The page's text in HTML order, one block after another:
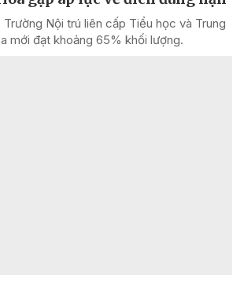
Trường Nội trú liên cấp Tiểu học và Trung
mới đạt khoảng 65% khối lượng.